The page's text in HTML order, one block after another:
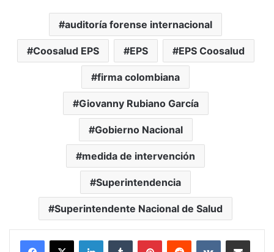
auditoría forense internacional
Coosalud EPS EPS EPS Coosalud
firma colombiana
Giovanny Rubiano García
Gobierno Nacional
medida de intervención
Superintendencia
Superintendente Nacional de Salud
LinkedInTumblr PinterestReddit VKontakteCompartir vía Mail